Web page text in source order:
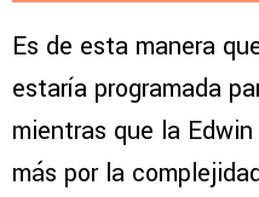
Es de esta manera
estaría programada
mientras que la
más por la